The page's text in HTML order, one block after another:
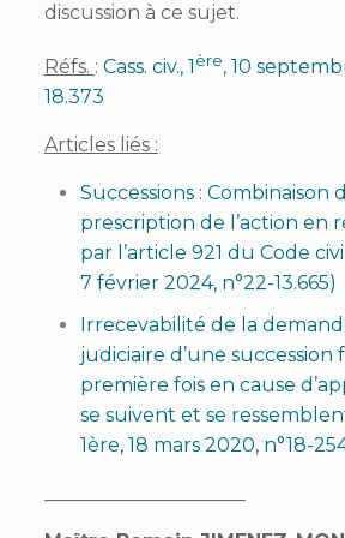
discussion à ce sujet.
Réfs. : Cass. civ., 1 ère, 10
18.373
Articles liés :
Successions : Combinaison
prescription de l’action en
par l’article 921 du Code
7 février 2024, n°22-13.665)
Irrecevabilité de la
judiciaire d’une
première fois en cause
se suivent et se
1ère, 18 mars 2020, n°18-